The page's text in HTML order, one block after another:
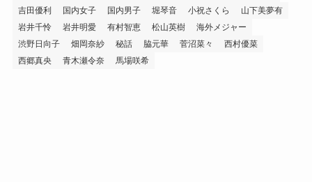
吉田優利
国内女子 国内男子 堀琴音 小祝さくら
山下美夢有
岩井千怜
岩井明愛 有村智恵 松山英樹
海外メジャー
渋野日向子
畑岡奈紗 秘話 脇元華 菅沼菜々
西村優菜
西郷真央
青木瀬令奈 馬場咲希